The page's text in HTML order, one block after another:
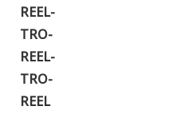
REEL-
TRO-
REEL-
TRO-
REEL